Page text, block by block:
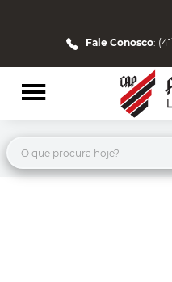
Fale Conosco:
O que procura hoje?